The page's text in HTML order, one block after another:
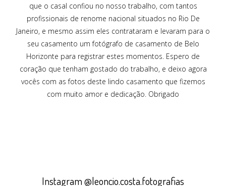
que o casal confiou no nosso trabalho, com tantos
profissionais de renome nacional situados no Rio De
Janeiro, e mesmo assim eles contrataram e levaram para o
seu casamento um fotógrafo de casamento de Belo
Horizonte para registrar estes momentos. Espero de
coração que tenham gostado do trabalho, e deixo agora
vocês com as fotos deste lindo casamento que fizemos
com muito amor e dedicação. Obrigado
Instagram @leoncio.costa.fotografias